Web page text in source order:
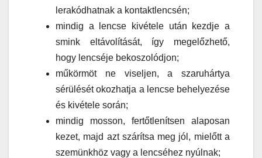
lerakódhatnak a kontaktlencsén;
mindig a lencse kivétele után kezdje a
smink eltávolítását, így megelőzhető,
hogy lencséje bekoszolódjon;
műkörmöt ne viseljen, a szaruhártya
sérülését okozhatja a lencse behelyezése
és kivétele során;
mindig mosson, fertőtlenítsen alaposan
kezet, majd azt szárítsa meg jól, mielőtt a
szemünkhöz vagy a lencséhez nyúlnak;